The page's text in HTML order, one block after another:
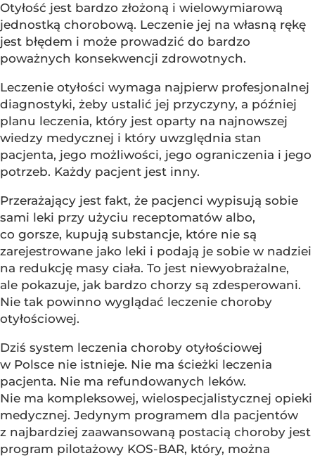
Otyłość jest bardzo złożoną i wielowymiarową
jednostką chorobową. Leczenie jej na własną rękę
jest błędem i może prowadzić do bardzo
poważnych konsekwencji zdrowotnych.
Leczenie otyłości wymaga najpierw profesjonalnej
diagnostyki, żeby ustalić jej przyczyny, a później
planu leczenia, który jest oparty na najnowszej
wiedzy medycznej i który uwzględnia stan
pacjenta, jego możliwości, jego ograniczenia i jego
potrzeb. Każdy pacjent jest inny.
Przerażający jest fakt, że pacjenci wypisują sobie
sami leki przy użyciu receptomatów albo,
co gorsze, kupują substancje, które nie są
zarejestrowane jako leki i podają je sobie w nadziei
na redukcję masy ciała. To jest niewyobrażalne,
ale pokazuje, jak bardzo chorzy są zdesperowani.
Nie tak powinno wyglądać leczenie choroby
otyłościowej.
Dziś system leczenia choroby otyłościowej
w Polsce nie istnieje. Nie ma ścieżki leczenia
pacjenta. Nie ma refundowanych leków.
Nie ma kompleksowej, wielospecjalistycznej opieki
medycznej. Jedynym programem dla pacjentów
z najbardziej zaawansowaną postacią choroby jest
program pilotażowy KOS-BAR, który, można